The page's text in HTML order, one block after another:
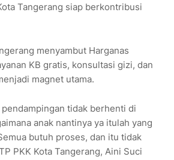
Tangerang siap berkontribusi
menyambut Harganas
KB gratis, konsultasi gizi, dan
magnet utama.
tidak berhenti di
anak nantinya ya itulah yang
butuh proses, dan itu tidak
PKK Kota Tangerang, Aini Suci